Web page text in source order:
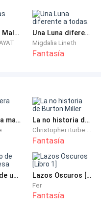
Los Piratas Malditos Una Luna diferente a todas.
Migdalia Lineth
Fantasía
La hechicera maldita La no historia de Burton Miller
Christopher iturbe autor
Fantasía
Prometido de una Vampiresa Lazos Oscuros [Libro 1]
Fer
Fantasía